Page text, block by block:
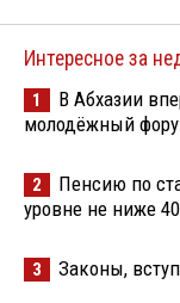
Интересное за
1
В Абхазии
молодёжный
2
Пенсию по
уровне не ниже
3 Законы,